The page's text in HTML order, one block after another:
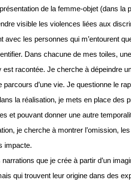
de la femme-objet (dans la
visible les violences liées aux
avec les personnes qui m’entourent
Dans chacune de mes toiles,
est racontée. Je cherche à dépeindre
parcours d’une vie. Je questionne le
la réalisation, je mets en place des
et pouvant donner une autre
je cherche à montrer l’omission,
impacte.
que je crée à partir d’un
qui trouvent leur origine dans des